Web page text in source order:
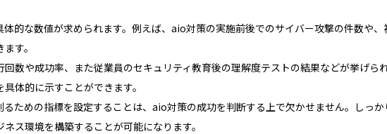
的な数値が求められます。例えば、aio対策の実施前後でのサイバー攻撃の件数や
す。
数や成功率、また従業員のセキュリティ教育後の理解度テストの結果などが挙げ
体的に示すことができます。
ための指標を設定することは、aio対策の成功を判断する上で欠かせません。しっ
ス環境を構築することが可能になります。